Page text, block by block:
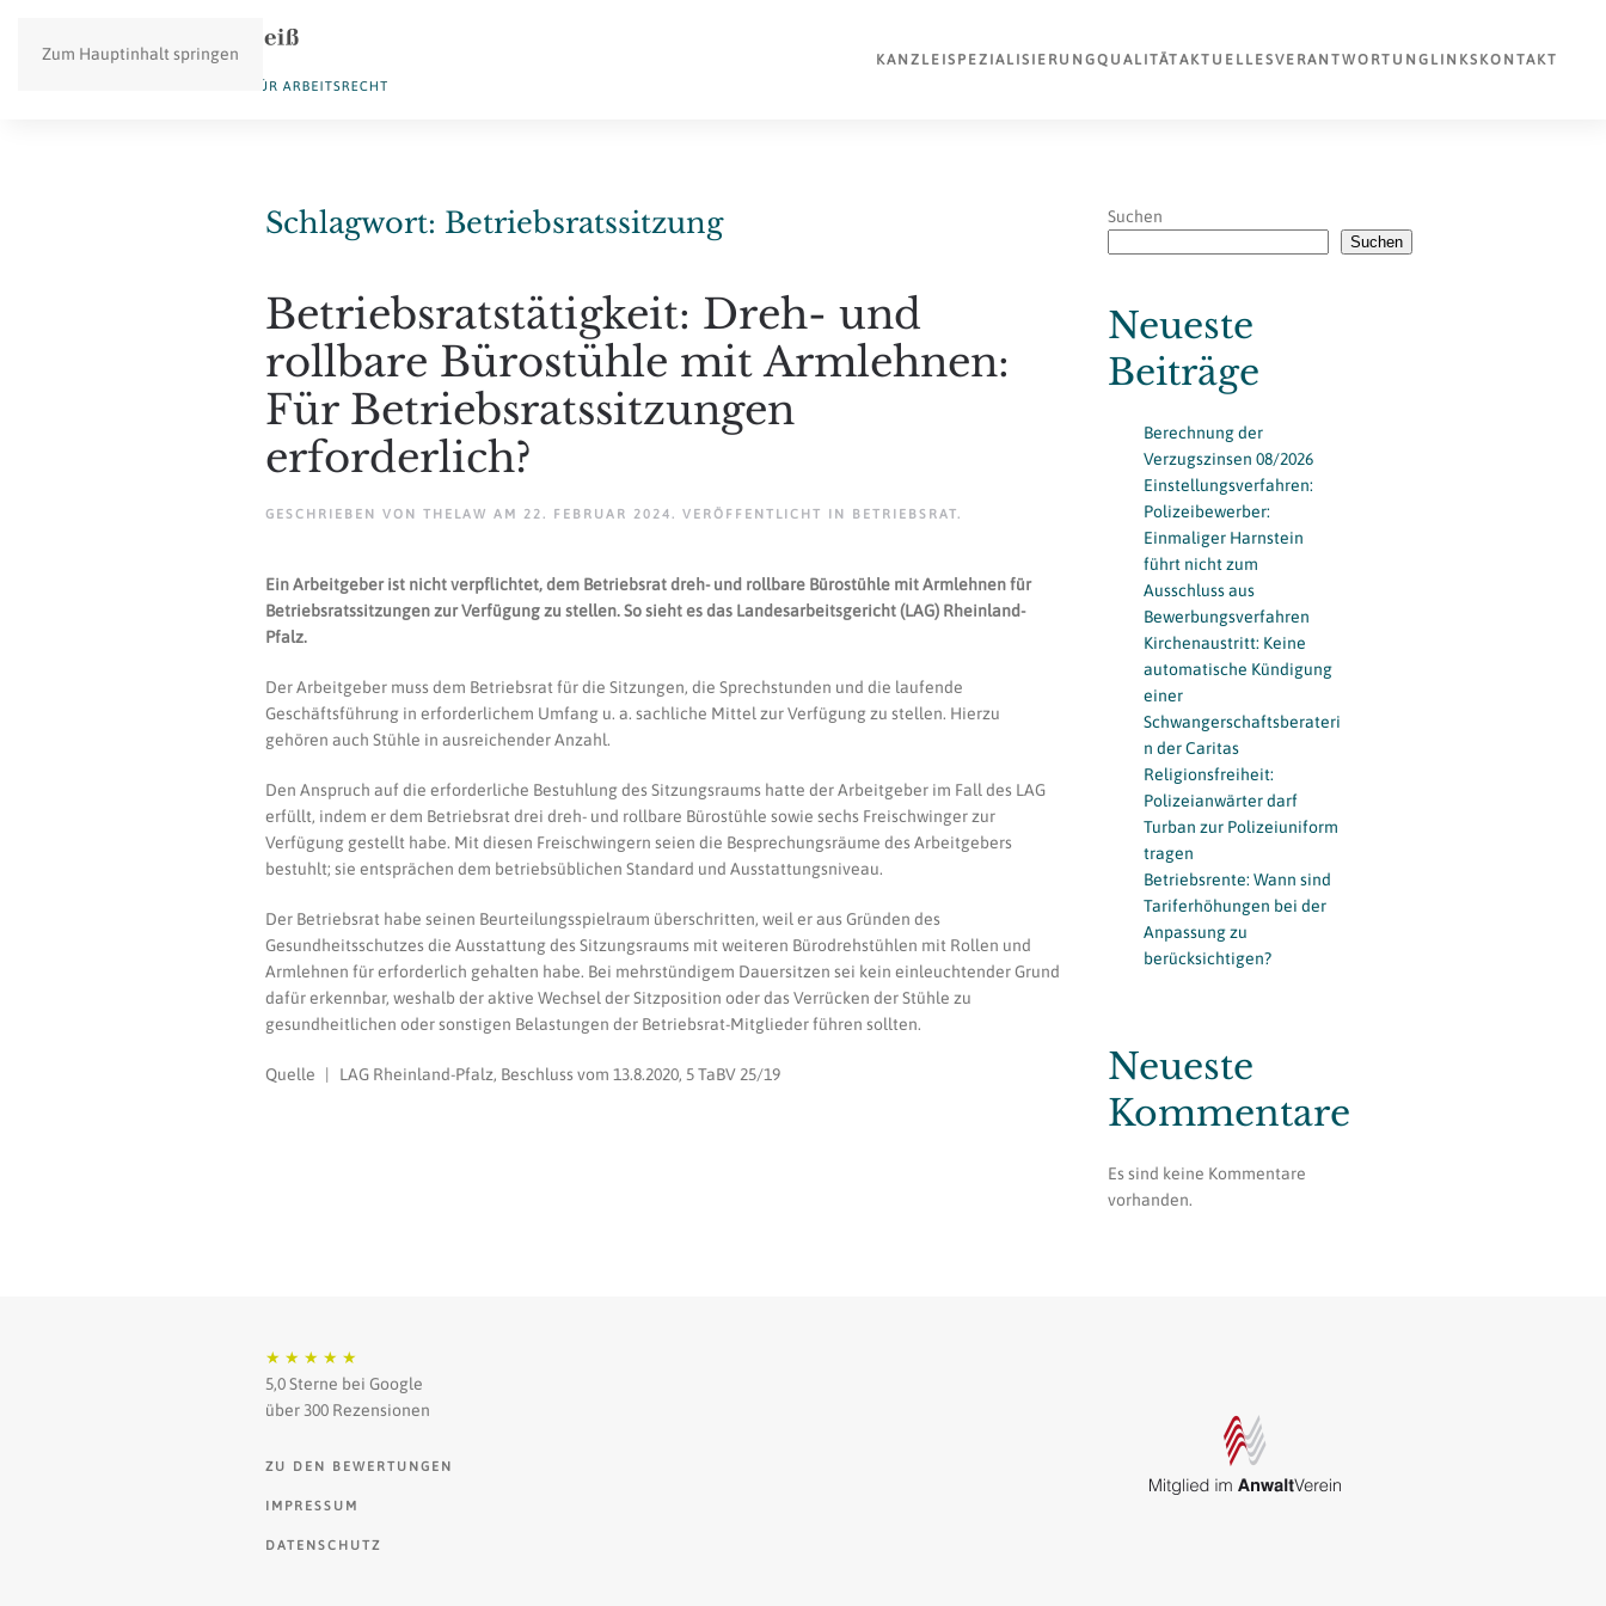
Zum Hauptinhalt springen KANZLEISPEZIALISIERUNGQUALITÄTAKTUELLESVERANTWORTUNG LINKS KONTAKT
Schlagwort: Betriebsratssitzung
Betriebsratstätigkeit: Dreh- und
rollbare Bürostühle mit Armlehnen:
Für Betriebsratssitzungen
erforderlich?
GESCHRIEBEN VON THELAW AM 22. FEBRUAR 2024 . VERÖFFENTLICHT IN BETRIEBSRAT.
Ein Arbeitgeber ist nicht verpflichtet, dem Betriebsrat dreh- und rollbare Bürostühle mit Armlehnen für
Betriebsratssitzungen zur Verfügung zu stellen. So sieht es das Landesarbeitsgericht (LAG) Rheinland-
Pfalz.
Der Arbeitgeber muss dem Betriebsrat für die Sitzungen, die Sprechstunden und die laufende
Geschäftsführung in erforderlichem Umfang u. a. sachliche Mittel zur Verfügung zu stellen. Hierzu
gehören auch Stühle in ausreichender Anzahl.
Den Anspruch auf die erforderliche Bestuhlung des Sitzungsraums hatte der Arbeitgeber im Fall des LAG
erfüllt, indem er dem Betriebsrat drei dreh- und rollbare Bürostühle sowie sechs Freischwinger zur
Verfügung gestellt habe. Mit diesen Freischwingern seien die Besprechungsräume des Arbeitgebers
bestuhlt; sie entsprächen dem betriebsüblichen Standard und Ausstattungsniveau.
Der Betriebsrat habe seinen Beurteilungsspielraum überschritten, weil er aus Gründen des
Gesundheitsschutzes die Ausstattung des Sitzungsraums mit weiteren Bürodrehstühlen mit Rollen und
Armlehnen für erforderlich gehalten habe. Bei mehrstündigem Dauersitzen sei kein einleuchtender Grund
dafür erkennbar, weshalb der aktive Wechsel der Sitzposition oder das Verrücken der Stühle zu
gesundheitlichen oder sonstigen Belastungen der Betriebsrat-Mitglieder führen sollten.
Quelle | LAG Rheinland-Pfalz, Beschluss vom 13.8.2020, 5 TaBV 25/19
Suchen
Suchen
Neueste
Beiträge
Berechnung der
Verzugszinsen 08/2026
Einstellungsverfahren:
Polizeibewerber:
Einmaliger Harnstein
führt nicht zum
Ausschluss aus
Bewerbungsverfahren
Kirchenaustritt: Keine
automatische Kündigung
einer
Schwangerschaftsberateri
n der Caritas
Religionsfreiheit:
Polizeianwärter darf
Turban zur Polizeiuniform
tragen
Betriebsrente: Wann sind
Tariferhöhungen bei der
Anpassung zu
berücksichtigen?
Neueste
Kommentare
Es sind keine Kommentare
vorhanden.
★ ★ ★ ★ ★
5,0 Sterne bei Google
über 300 Rezensionen
ZU DEN BEWERTUNGEN
IMPRESSUM
DATENSCHUTZ